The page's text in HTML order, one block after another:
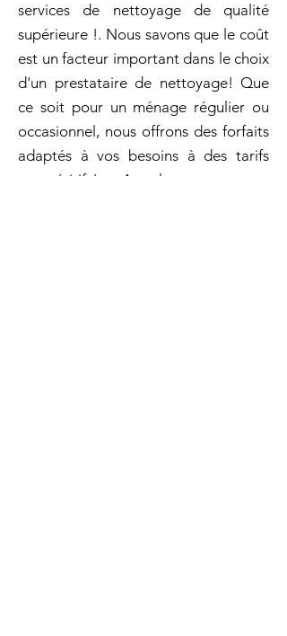
services de nettoyage de qualité
supérieure !. Nous savons que le coût
est un facteur important dans le choix
d'un prestataire de nettoyage! Que
ce soit pour un ménage régulier ou
occasionnel, nous offrons des forfaits
adaptés à vos besoins à des tarifs
compétitifs! Appelez-nous pour